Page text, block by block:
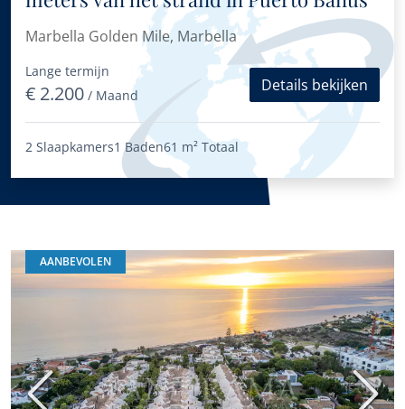
Marbella Golden Mile, Marbella
Lange termijn
€ 2.200 / Maand
Details bekijken
2 Slaapkamers1 Baden61 m² Totaal
AANBEVOLEN
Vorige